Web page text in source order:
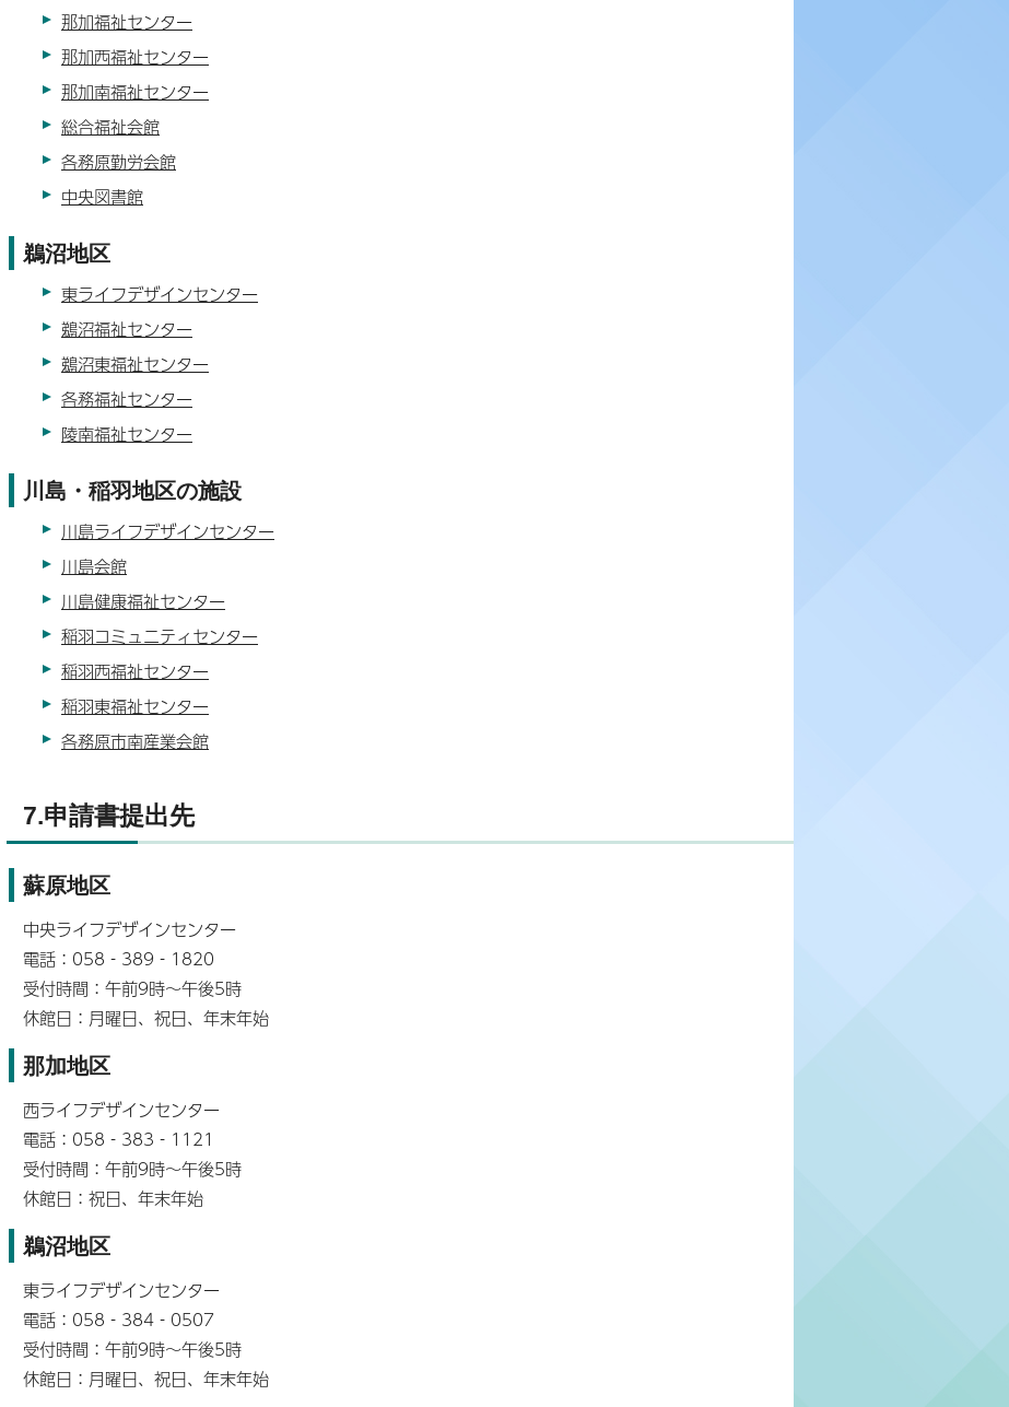
那加福祉センター
那加西福祉センター
那加南福祉センター
総合福祉会館
各務原勤労会館
中央図書館
鵜沼地区
東ライフデザインセンター
鵜沼福祉センター
鵜沼東福祉センター
各務福祉センター
陵南福祉センター
川島・稲羽地区の施設
川島ライフデザインセンター
川島会館
川島健康福祉センター
稲羽コミュニティセンター
稲羽西福祉センター
稲羽東福祉センター
各務原市南産業会館
7.申請書提出先
蘇原地区
中央ライフデザインセンター
電話：058‐389‐1820
受付時間：午前9時～午後5時
休館日：月曜日、祝日、年末年始
那加地区
西ライフデザインセンター
電話：058‐383‐1121
受付時間：午前9時～午後5時
休館日：祝日、年末年始
鵜沼地区
東ライフデザインセンター
電話：058‐384‐0507
受付時間：午前9時～午後5時
休館日：月曜日、祝日、年末年始